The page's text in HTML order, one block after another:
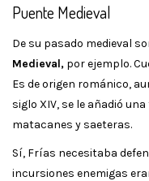
Puente Medieval
De su pasado medieval
Medieval, por ejemplo.
Es de origen románico,
siglo XIV, se le añadió
matacanes y saeteras.
Sí, Frías necesitaba
incursiones enemigas